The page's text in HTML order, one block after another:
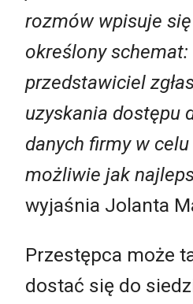
rozmów wpisuje
określony
przedstawiciel
uzyskania dostępu
danych firmy w
możliwie jak
wyjaśnia Jolanta
Przestępca może
dostać się do